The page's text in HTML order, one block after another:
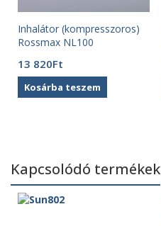
Inhalátor (kompresszoros)
Rossmax NL100
13 820Ft
Kosárba teszem
Kapcsolódó termékek